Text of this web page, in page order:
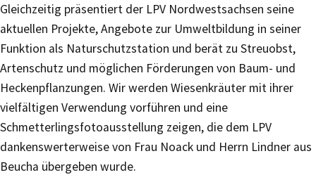
Gleichzeitig präsentiert der LPV Nordwestsachsen seine
aktuellen Projekte, Angebote zur Umweltbildung in seiner
Funktion als Naturschutzstation und berät zu Streuobst,
Artenschutz und möglichen Förderungen von Baum- und
Heckenpflanzungen. Wir werden Wiesenkräuter mit ihrer
vielfältigen Verwendung vorführen und eine
Schmetterlingsfotoausstellung zeigen, die dem LPV
dankenswerterweise von Frau Noack und Herrn Lindner aus
Beucha übergeben wurde.